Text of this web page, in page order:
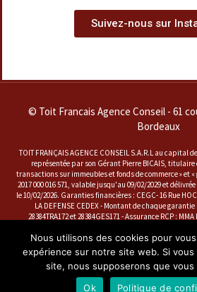
Suivez-nous sur
© Toit Francais Agence Conseil - 61
Bordeaux
TOIT FRANÇAIS AGENCE CONSEIL S.A.R.L au capital de
représentée par son Gérant Pierre BICAIS,
transactions sur immeubles et fonds de commerce » et «
2017 000 016 571, valable jusqu'au 09/02/2029 et
le 10/02/2026. Garanties financières : CEGC- 16 Rue
LA DEFENSE CEDEX - Montant de chaque garantie
28384TRA172 et 28384GES171 - Assurance RCP :
La société dénommée ''SARL TOIT FRANÇAIS
Monsieur Pierre BICAIS, en sa qualité de seul et unique
titulaire de la carte professionnelle « Transaction sur
et « Gestion Immobilière », n° CPI 3301 2017 000 016
délivrée par la CCI de Bordeaux-Gironde
Nous utilisons des cookies pour
expérience sur notre site web. Si
site, nous supposerons que
Ok
Politique de